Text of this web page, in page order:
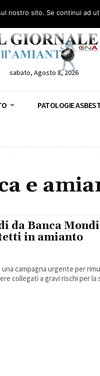
legale gratuita: civile, penale e
sabato, Agosto 8, 2026
PATOLOGIE
e
da Banca
in amianto
campagna urgente per
collegati a gravi rischi per la
nostro sito. Se continui ad